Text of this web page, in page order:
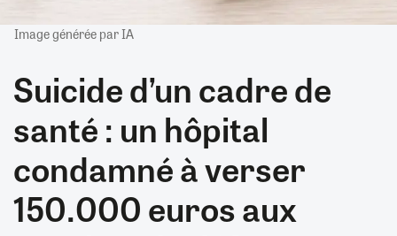
Image générée par IA
Suicide d’un cadre de
santé : un hôpital
condamné à verser
150.000 euros aux